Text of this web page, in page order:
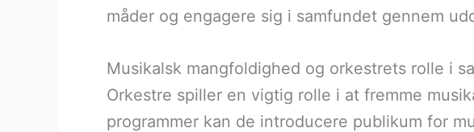
måder og engagere sig i samfundet gennem
Musikalsk mangfoldighed og orkestrets rolle i
Orkestre spiller en vigtig rolle i at fremme
programmer kan de introducere publikum for